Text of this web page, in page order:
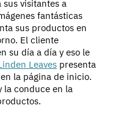
visitantes a
fantásticas
sus productos en
El cliente
su día a día y eso le
Leaves presenta
la página de inicio.
la conduce en la